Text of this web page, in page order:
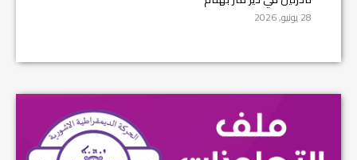
28 يونيو, 2026